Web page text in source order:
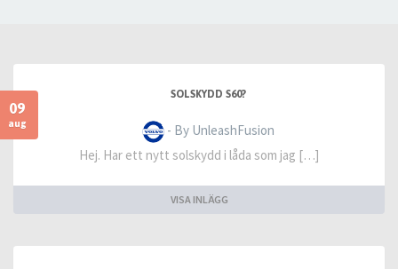
09
aug
SOLSKYDD S60?
- By UnleashFusion
Hej. Har ett nytt solskydd i låda som jag […]
VISA INLÄGG